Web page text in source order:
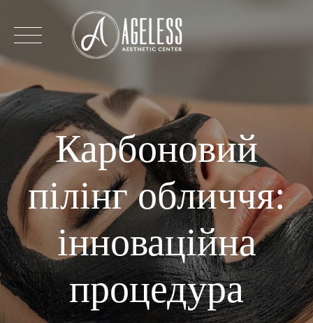
змісту
Карбоновий
пілінг обличчя:
інноваційна
процедура